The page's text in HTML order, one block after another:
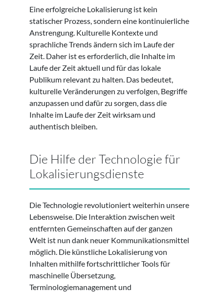
Eine erfolgreiche Lokalisierung ist kein
statischer Prozess, sondern eine kontinuierliche
Anstrengung. Kulturelle Kontexte und
sprachliche Trends ändern sich im Laufe der
Zeit. Daher ist es erforderlich, die Inhalte im
Laufe der Zeit aktuell und für das lokale
Publikum relevant zu halten. Das bedeutet,
kulturelle Veränderungen zu verfolgen, Begriffe
anzupassen und dafür zu sorgen, dass die
Inhalte im Laufe der Zeit wirksam und
authentisch bleiben.
Die Hilfe der Technologie für
Lokalisierungsdienste
Die Technologie revolutioniert weiterhin unsere
Lebensweise. Die Interaktion zwischen weit
entfernten Gemeinschaften auf der ganzen
Welt ist nun dank neuer Kommunikationsmittel
möglich. Die künstliche Lokalisierung von
Inhalten mithilfe fortschrittlicher Tools für
maschinelle Übersetzung,
Terminologiemanagement und